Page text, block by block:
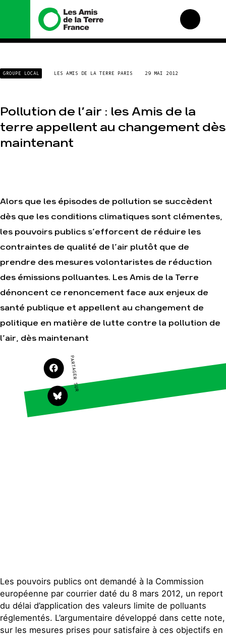
Nous connaître
Histoire
Missions et méthodes
Valeurs
Équipes et
fonctionnement
Je soutiens les Amis de
la Terre
grand enfumage
Mode : une tendance
destructrice
S'engager sur le terrain
Agir au quotidien
Soutenir les
campagnes
Transmettre tout ou
partie de son
gratuitement les
guides éco-citoyens
Nos thématiques
Climat – Énergie
Surproduction
Agriculture
Finance
Multinationales
Forêts
Actualités
Espace presse
Groupes locaux
GROUPE LOCAL LES AMIS DE LA TERRE PARIS 29 MAI 2012
Pollution de l’air : les Amis de la
terre appellent au changement dès
maintenant
Alors que les épisodes de pollution se succèdent
dès que les conditions climatiques sont clémentes,
les pouvoirs publics s’efforcent de réduire les
contraintes de qualité de l’air plutôt que de
prendre des mesures volontaristes de réduction
des émissions polluantes. Les Amis de la Terre
dénoncent ce renoncement face aux enjeux de
santé publique et appellent au changement de
politique en matière de lutte contre la pollution de
l’air, dès maintenant
PARTAGER SUR
Les pouvoirs publics ont demandé à la Commission
européenne par courrier daté du 8 mars 2012, un report
du délai d’application des valeurs limite de polluants
réglementés. L’argumentaire développé dans cette note,
sur les mesures prises pour satisfaire à ces objectifs en